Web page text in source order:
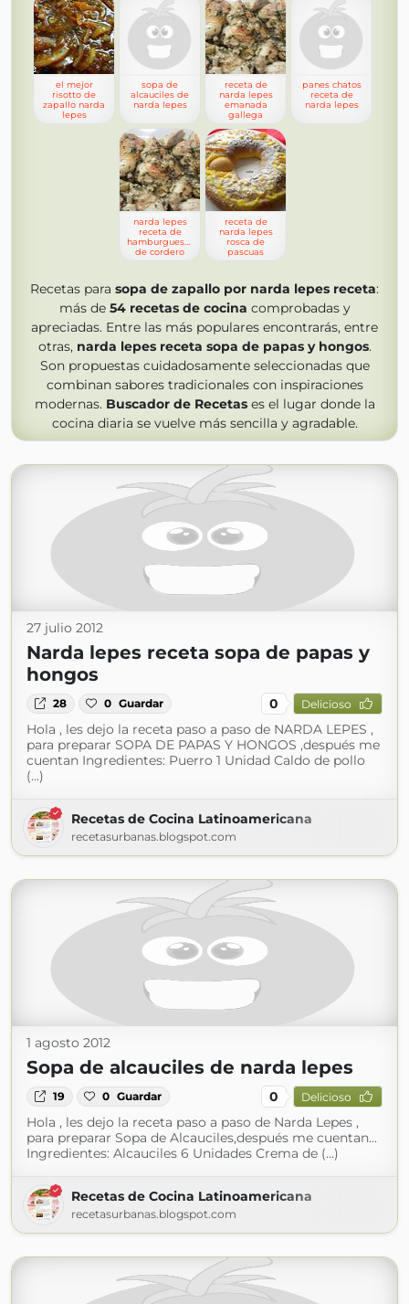
el mejor
risotto de
zapallo narda
lepes
sopa de
alcauciles de
narda lepes
receta de
narda lepes
emanada
gallega
panes chatos
receta de
narda lepes
narda lepes
receta de
hamburguesas
de cordero
receta de
narda lepes
rosca de
pascuas
Recetas para sopa de zapallo por narda lepes receta:
más de 54 recetas de cocina comprobadas y
apreciadas. Entre las más populares encontrarás, entre
otras, narda lepes receta sopa de papas y hongos.
Son propuestas cuidadosamente seleccionadas que
combinan sabores tradicionales con inspiraciones
modernas. Buscador de Recetases el lugar donde la
cocina diaria se vuelve más sencilla y agradable.
27 julio 2012
Narda lepes receta sopa de papas y
hongos
28 0 Guardar 0 Delicioso
Hola , les dejo la receta paso a paso de NARDA LEPES ,
para preparar SOPA DE PAPAS Y HONGOS ,después me
cuentan Ingredientes: Puerro 1 Unidad Caldo de pollo
(...)
Recetas de Cocina Latinoamericana
recetasurbanas.blogspot.com
1 agosto 2012
Sopa de alcauciles de narda lepes
19 0 Guardar 0 Delicioso
Hola , les dejo la receta paso a paso de Narda Lepes ,
para preparar Sopa de Alcauciles,después me cuentan...
Ingredientes: Alcauciles 6 Unidades Crema de (...)
Recetas de Cocina Latinoamericana
recetasurbanas.blogspot.com